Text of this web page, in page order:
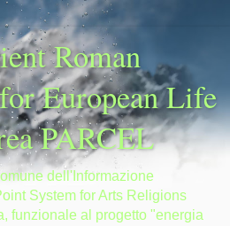
Roman
European Life
PARCEL
dell'Informazione
System for Arts Religions
funzionale al progetto "energia